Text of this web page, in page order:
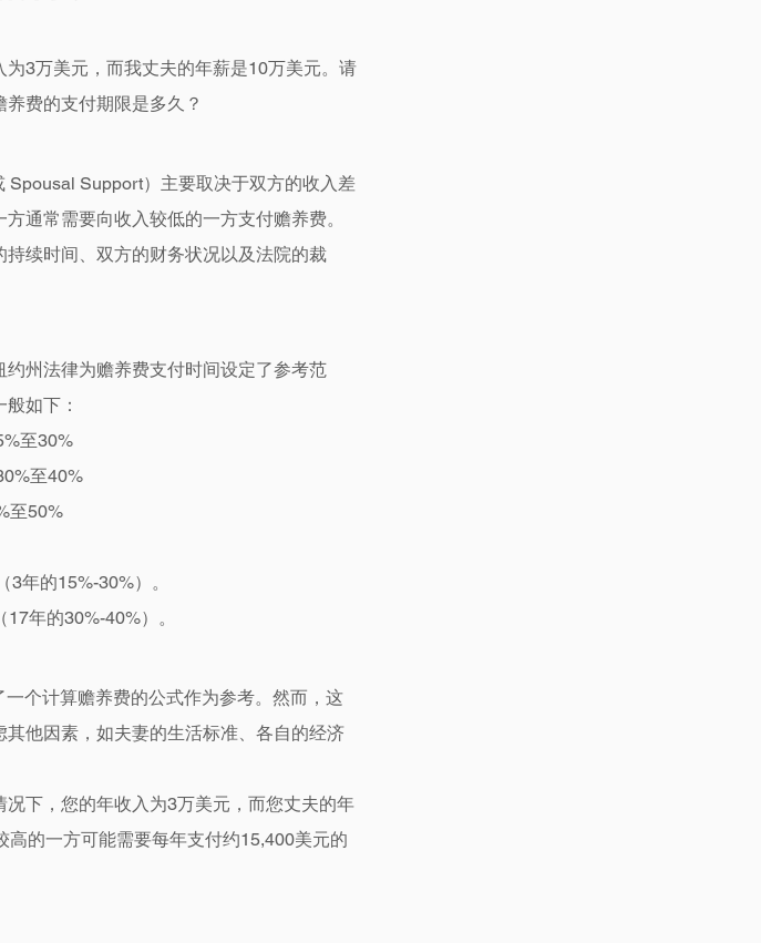
3万美元，而我丈夫的年薪是10万美元。请
费的支付期限是多久？
Support）主要取决于双方的收入差
通常需要向收入较低的一方支付赡养费。
续时间、双方的财务状况以及法院的裁
州法律为赡养费支付时间设定了参考范
如下：
至30%
至40%
至50%
年的15%-30%）。
年的30%-40%）。
个计算赡养费的公式作为参考。然而，这
他因素，如夫妻的生活标准、各自的经济
下，您的年收入为3万美元，而您丈夫的年
的一方可能需要每年支付约15,400美元的